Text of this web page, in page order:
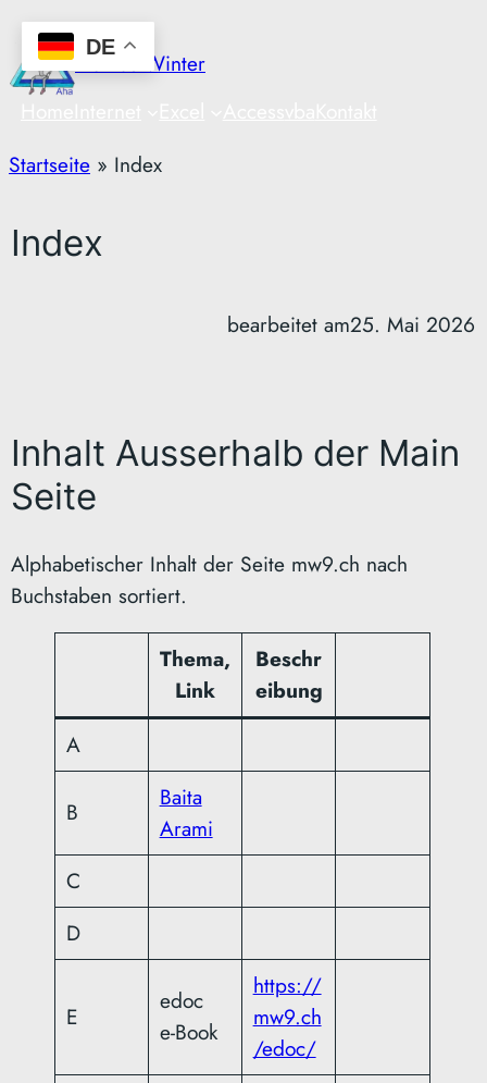
Zum
Inhalt
springen
Markus Winter
Startseite » Index
Index
bearbeitet am25. Mai 2026
Inhalt Ausserhalb der Main
Seite
Alphabetischer Inhalt der Seite mw9.ch nach
Buchstaben sortiert.
Thema,
Link
Beschr
eibung
A
B
Baita
Arami
C
D
E
edoc
e-Book
https://
mw9.ch
/edoc/
DE